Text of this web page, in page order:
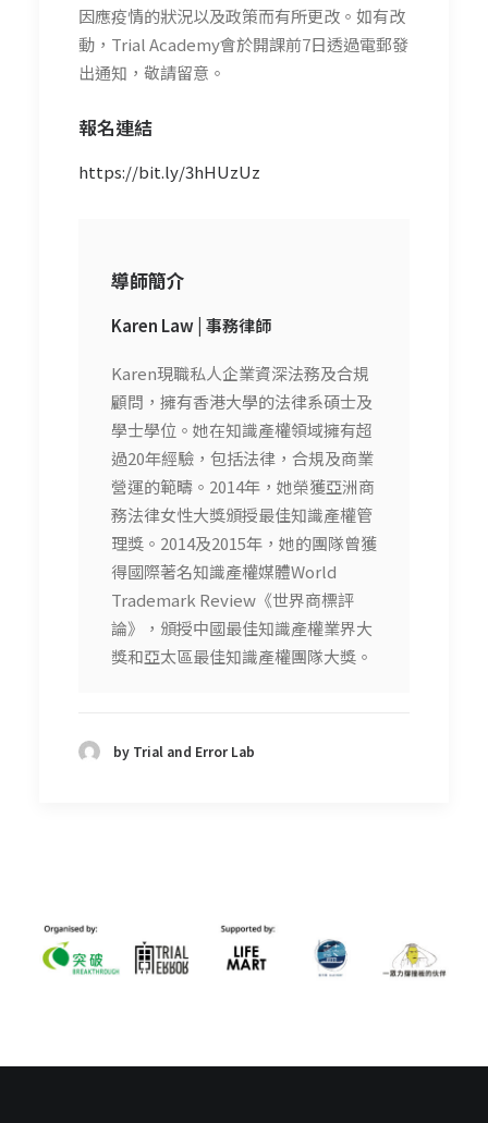
因應疫情的狀況以及政策而有所更改。如有改
動，Trial Academy會於開課前7日透過電郵發
出通知，敬請留意。
報名連結
https://bit.ly/3hHUzUz
導師簡介
Karen Law | 事務律師
Karen現職私人企業資深法務及合規
顧問，擁有香港大學的法律系碩士及
學士學位。她在知識產權領域擁有超
過20年經驗，包括法律，合規及商業
營運的範疇。2014年，她榮獲亞洲商
務法律女性大獎頒授最佳知識產權管
理獎。2014及2015年，她的團隊曾獲
得國際著名知識產權媒體World
Trademark Review《世界商標評
論》，頒授中國最佳知識產權業界大
獎和亞太區最佳知識產權團隊大獎。
by Trial and Error Lab